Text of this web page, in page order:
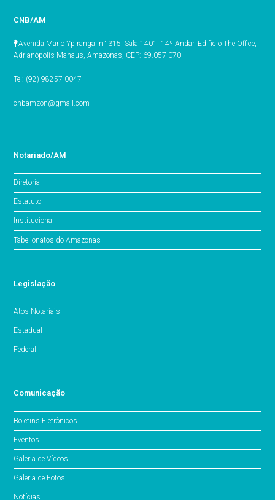
CNB/AM
Avenida Mario Ypiranga, n° 315, Sala 1401, 14º Andar, Edifício The Office,
Adrianópolis Manaus, Amazonas, CEP: 69.057-070
Tel: (92) 98257-0047
cnbamzon@gmail.com
Notariado/AM
Diretoria
Estatuto
Institucional
Tabelionatos do Amazonas
Legislação
Atos Notariais
Estadual
Federal
Comunicação
Boletins Eletrônicos
Eventos
Galeria de Vídeos
Galeria de Fotos
Notícias